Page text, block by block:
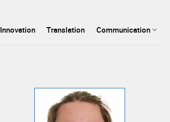
Innovation Translation Communication